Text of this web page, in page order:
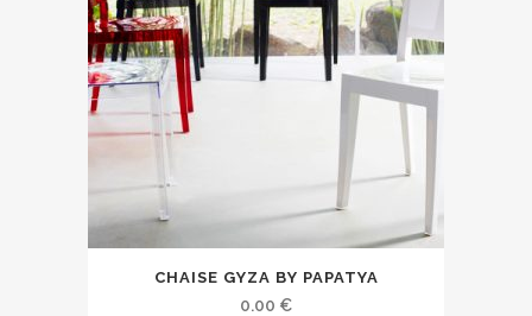
CHAISE GYZA BY PAPATYA
0.00 €